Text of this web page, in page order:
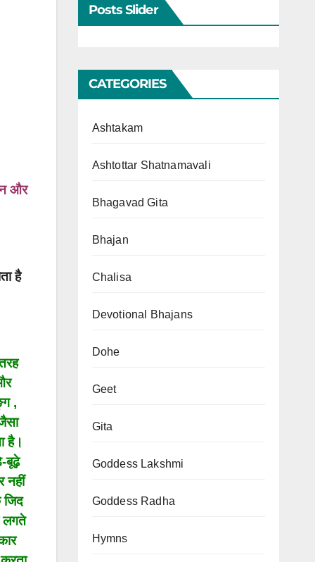
और
है
,
है।
बूढ़े
नहीं
जिद
लगते
Posts Slider
CATEGORIES
Ashtakam
Ashtottar Shatnamavali
Bhagavad Gita
Bhajan
Chalisa
Devotional Bhajans
Dohe
Geet
Gita
Goddess Lakshmi
Goddess Radha
Hymns